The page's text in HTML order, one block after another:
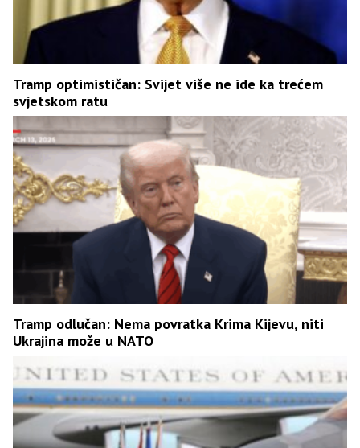
Tramp optimističan: Svijet više ne ide ka trećem
svjetskom ratu
Tramp odlučan: Nema povratka Krima Kijevu, niti
Ukrajina može u NATO